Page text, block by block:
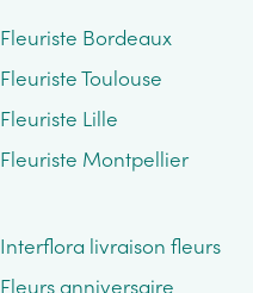
Fleuriste Bordeaux
Fleuriste Toulouse
Fleuriste Lille
Fleuriste Montpellier
Interflora livraison fleurs
Fleurs anniversaire